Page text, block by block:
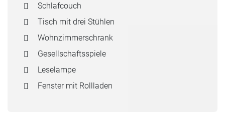
Schlafcouch
Tisch mit drei Stühlen
Wohnzimmerschrank
Gesellschaftsspiele
Leselampe
Fenster mit Rollladen